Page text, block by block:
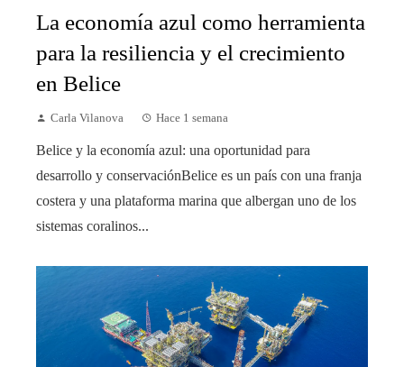
La economía azul como herramienta
para la resiliencia y el crecimiento
en Belice
Carla Vilanova Hace 1 semana
Belice y la economía azul: una oportunidad para
desarrollo y conservaciónBelice es un país con una franja
costera y una plataforma marina que albergan uno de los
sistemas coralinos...